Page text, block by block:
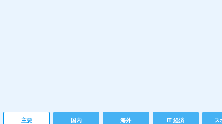
主要 国内 海外 IT 経済 ス